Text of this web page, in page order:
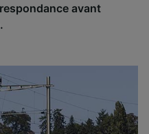
avant